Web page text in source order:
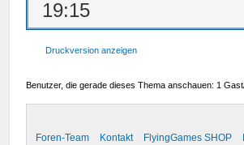
19:15
Druckversion anzeigen
Benutzer, die gerade dieses Thema anschauen: 1
Foren-Team Kontakt FlyingGames SHOP